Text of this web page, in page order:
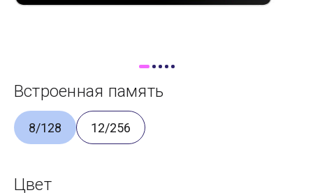
Trade-In
Встроенная память
8/128 12/256
Цвет